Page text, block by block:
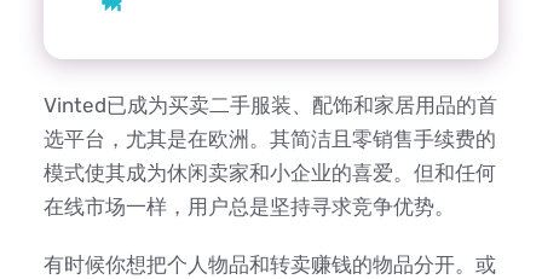
Vinted已成为买卖二手服装、配饰和家居用品的首
选平台，尤其是在欧洲。其简洁且零销售手续费的
模式使其成为休闲卖家和小企业的喜爱。但和任何
在线市场一样，用户总是坚持寻求竞争优势。
有时候你想把个人物品和转卖赚钱的物品分开。或